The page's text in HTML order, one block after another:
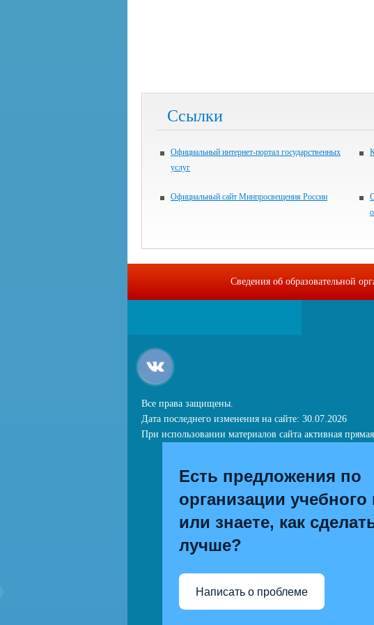
Ссылки
Официальный интернет-портал государственных
услуг
Официальный сайт Минпросвещения России
Сведения об образовательной
Все права защищены.
Дата последнего изменения на сайте: 30.07.2026
При использовании материалов сайта активная
Есть предложения по
организации учебного
или знаете, как
лучше?
Написать о проблеме